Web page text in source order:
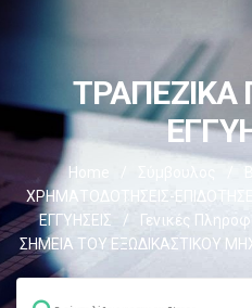
ΤΡΑΠΕΖΙΚΑ
Home
ΧΡΗΜΑΤΟΔΟΤΗΣΕΙΣ-
ΕΓΓΥΗΣΕΙΣ
/ Γενικές
ΣΗΜΕΙΑ ΤΟΥ ΕΞΩΔΙΚΑΣΤΙΚΟΥ